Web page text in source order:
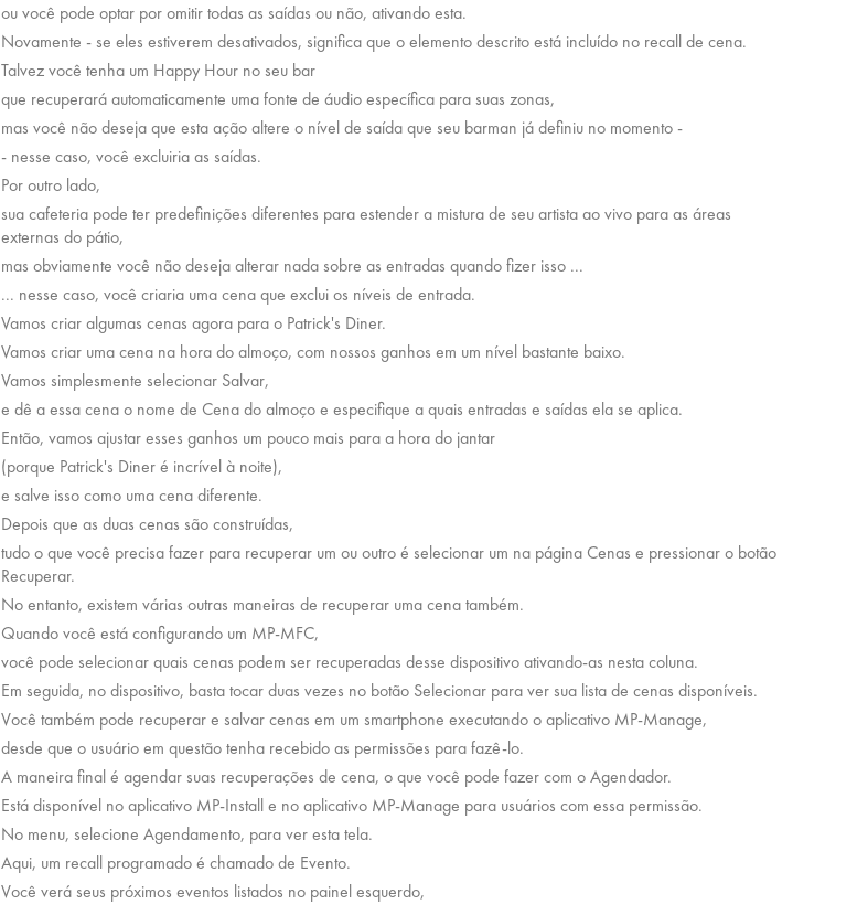
ou você pode optar por omitir todas as saídas ou não, ativando esta.
Novamente - se eles estiverem desativados, significa que o elemento descrito está incluído no recall de cena.
Talvez você tenha um Happy Hour no seu bar
que recuperará automaticamente uma fonte de áudio específica para suas zonas,
mas você não deseja que esta ação altere o nível de saída que seu barman já definiu no momento -
- nesse caso, você excluiria as saídas.
Por outro lado,
sua cafeteria pode ter predefinições diferentes para estender a mistura de seu artista ao vivo para as áreas
externas do pátio,
mas obviamente você não deseja alterar nada sobre as entradas quando fizer isso ...
... nesse caso, você criaria uma cena que exclui os níveis de entrada.
Vamos criar algumas cenas agora para o Patrick's Diner.
Vamos criar uma cena na hora do almoço, com nossos ganhos em um nível bastante baixo.
Vamos simplesmente selecionar Salvar,
e dê a essa cena o nome de Cena do almoço e especifique a quais entradas e saídas ela se aplica.
Então, vamos ajustar esses ganhos um pouco mais para a hora do jantar
(porque Patrick's Diner é incrível à noite),
e salve isso como uma cena diferente.
Depois que as duas cenas são construídas,
tudo o que você precisa fazer para recuperar um ou outro é selecionar um na página Cenas e pressionar o botão
Recuperar.
No entanto, existem várias outras maneiras de recuperar uma cena também.
Quando você está configurando um MP-MFC,
você pode selecionar quais cenas podem ser recuperadas desse dispositivo ativando-as nesta coluna.
Em seguida, no dispositivo, basta tocar duas vezes no botão Selecionar para ver sua lista de cenas disponíveis.
Você também pode recuperar e salvar cenas em um smartphone executando o aplicativo MP-Manage,
desde que o usuário em questão tenha recebido as permissões para fazê-lo.
A maneira final é agendar suas recuperações de cena, o que você pode fazer com o Agendador.
Está disponível no aplicativo MP-Install e no aplicativo MP-Manage para usuários com essa permissão.
No menu, selecione Agendamento, para ver esta tela.
Aqui, um recall programado é chamado de Evento.
Você verá seus próximos eventos listados no painel esquerdo,